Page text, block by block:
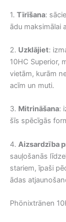
1. Tīrīšana:
ādu maksimālai
2. Uzklājiet:
10HC Superior,
vietām, kurām
acīm un muti.
3. Mitrināšana:
šīs spēcīgās
4. Aizsardzība
sauļošanās
stariem, īpaši
ādas
Phönixtränen